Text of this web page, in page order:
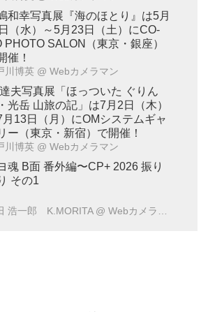
和幸写真展『海のほとり』は5月
（水）～5月23日（土）にCO-
PHOTO SALON（東京・銀座）
催！
川博英 @ Webカメラマン
夫写真展「ほっついた ぐりん
光岳 山旅の記」は7月2日（木）
月13日（月）にOMシステムギャ
ー（東京・新宿）で開催！
川博英 @ Webカメラマン
魂 B面 番外編〜CP+ 2026 振り
その1
浩一郎 K.MORITA @ Webカメラマン